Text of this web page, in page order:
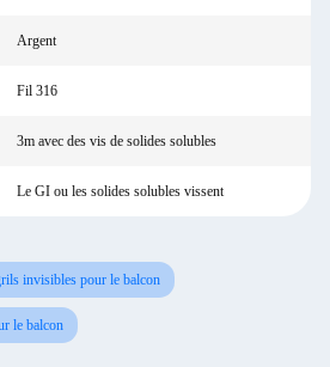
Argent
Fil 316
3m avec des vis de solides solubles
Le GI ou les solides solubles vissent
invisibles pour le balcon
le balcon